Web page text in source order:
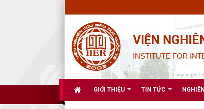
VIỆN
INSTITUTE FOR
GIỚI THIỆU TIN TỨC